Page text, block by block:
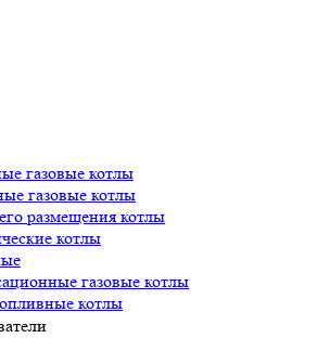
газовые котлы
газовые котлы
размещения котлы
котлы
газовые котлы
котлы